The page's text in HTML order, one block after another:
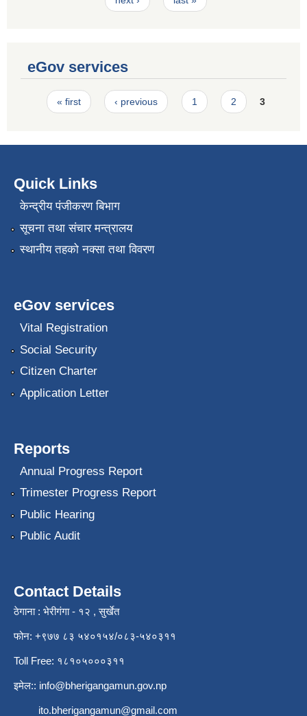
eGov services
Pages
« first ‹ previous 1 2 3
Quick Links
केन्द्रीय पंजीकरण बिभाग
सूचना तथा संचार मन्त्रालय
स्थानीय तहको नक्सा तथा विवरण
eGov services
Vital Registration
Social Security
Citizen Charter
Application Letter
Reports
Annual Progress Report
Trimester Progress Report
Public Hearing
Public Audit
Contact Details
ठेगाना : भेरीगंगा - १२ , सुर्खेत
फोन: +९७७ ८३ ५४०१५४/०८३-५४०३११
Toll Free: १८१०५०००३११
इमेल:: info@bherigangamun.gov.np
ito.bherigangamun@gmail.com